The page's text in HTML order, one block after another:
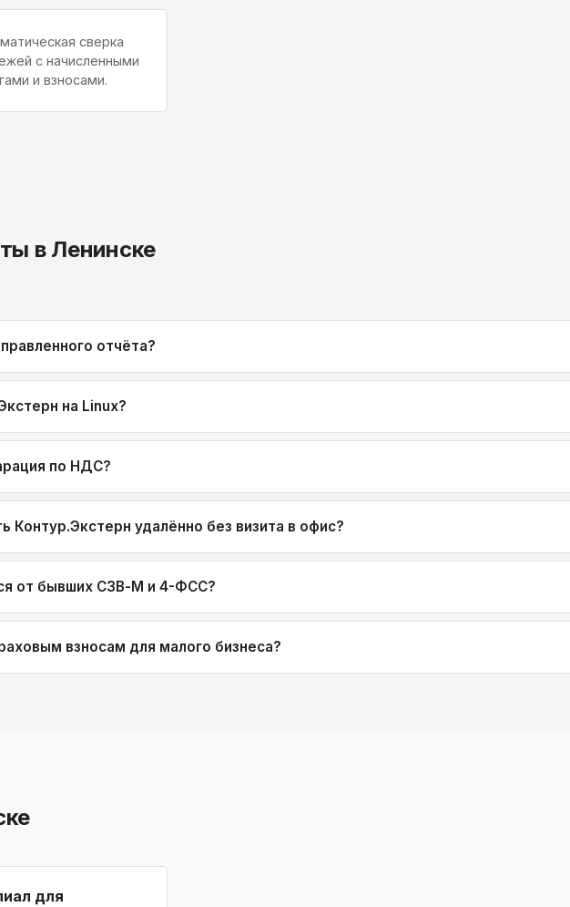
сверка
с начисленными
и взносами.
в Ленинске
отчёта?
на Linux?
по НДС?
Контур.Экстерн удалённо без визита в офис?
от бывших СЗВ-М и 4-ФСС?
взносам для малого бизнеса?
для